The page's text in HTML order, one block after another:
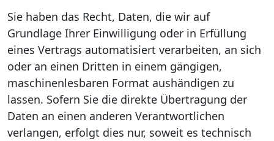
Sie haben das Recht, Daten, die wir auf
Grundlage Ihrer Einwilligung oder in Erfüllung
eines Vertrags automatisiert verarbeiten, an sich
oder an einen Dritten in einem gängigen,
maschinenlesbaren Format aushändigen zu
lassen. Sofern Sie die direkte Übertragung der
Daten an einen anderen Verantwortlichen
verlangen, erfolgt dies nur, soweit es technisch